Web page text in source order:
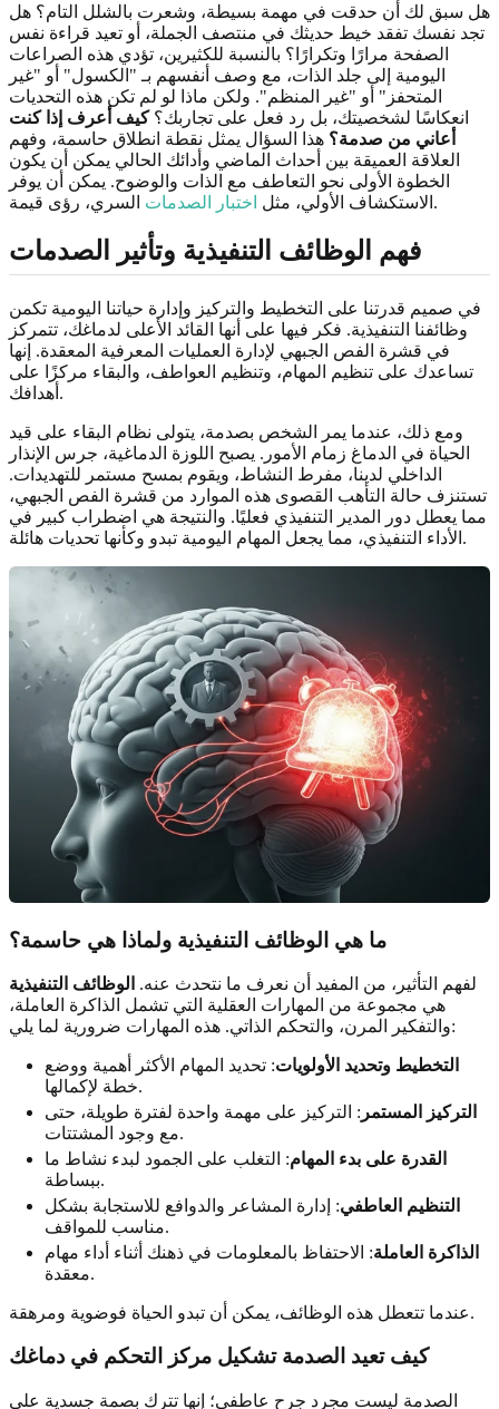
هل سبق لك أن حدقت في مهمة بسيطة، وشعرت بالشلل التام؟ هل
تجد نفسك تفقد خيط حديثك في منتصف الجملة، أو تعيد قراءة نفس
الصفحة مرارًا وتكرارًا؟ بالنسبة للكثيرين، تؤدي هذه الصراعات
اليومية إلى جلد الذات، مع وصف أنفسهم بـ "الكسول" أو "غير
المتحفز" أو "غير المنظم". ولكن ماذا لو لم تكن هذه التحديات
انعكاسًا لشخصيتك، بل رد فعل على تجاربك؟كيف أعرف إذا كنت
أعاني من صدمة؟ هذا السؤال يمثل نقطة انطلاق حاسمة، وفهم
العلاقة العميقة بين أحداث الماضي وأدائك الحالي يمكن أن يكون
الخطوة الأولى نحو التعاطف مع الذات والوضوح. يمكن أن يوفر
الاستكشاف الأولي، مثل اختبار الصدمات السري، رؤى قيمة.
فهم الوظائف التنفيذية وتأثير الصدمات
في صميم قدرتنا على التخطيط والتركيز وإدارة حياتنا اليومية تكمن
وظائفنا التنفيذية. فكر فيها على أنها القائد الأعلى لدماغك، تتمركز
في قشرة الفص الجبهي لإدارة العمليات المعرفية المعقدة. إنها
تساعدك على تنظيم المهام، وتنظيم العواطف، والبقاء مركزًا على
أهدافك.
ومع ذلك، عندما يمر الشخص بصدمة، يتولى نظام البقاء على قيد
الحياة في الدماغ زمام الأمور. يصبح اللوزة الدماغية، جرس الإنذار
الداخلي لدينا، مفرط النشاط، ويقوم بمسح مستمر للتهديدات.
تستنزف حالة التأهب القصوى هذه الموارد من قشرة الفص الجبهي،
مما يعطل دور المدير التنفيذي فعليًا. والنتيجة هي اضطراب كبير في
الأداء التنفيذي، مما يجعل المهام اليومية تبدو وكأنها تحديات هائلة.
ما هي الوظائف التنفيذية ولماذا هي حاسمة؟
لفهم التأثير، من المفيد أن نعرف ما نتحدث عنه. الوظائف التنفيذية
هي مجموعة من المهارات العقلية التي تشمل الذاكرة العاملة،
والتفكير المرن، والتحكم الذاتي. هذه المهارات ضرورية لما يلي:
التخطيط وتحديد الأولويات: تحديد المهام الأكثر أهمية ووضع
خطة لإكمالها.
التركيز المستمر : التركيز على مهمة واحدة لفترة طويلة، حتى
مع وجود المشتتات.
القدرة على بدء المهام: التغلب على الجمود لبدء نشاط ما
ببساطة.
التنظيم العاطفي: إدارة المشاعر والدوافع للاستجابة بشكل
مناسب للمواقف.
الذاكرة العاملة: الاحتفاظ بالمعلومات في ذهنك أثناء أداء مهام
معقدة.
عندما تتعطل هذه الوظائف، يمكن أن تبدو الحياة فوضوية ومرهقة.
كيف تعيد الصدمة تشكيل مركز التحكم في دماغك
الصدمة ليست مجرد جرح عاطفي؛ إنها تترك بصمة جسدية على